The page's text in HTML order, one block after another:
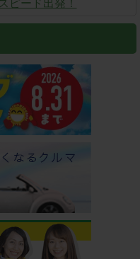
ピード出発！